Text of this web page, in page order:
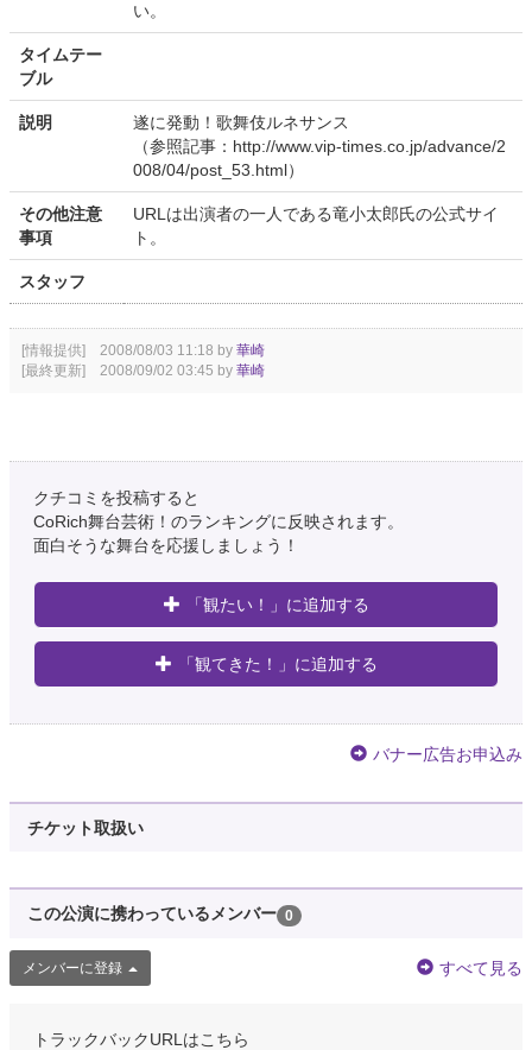
い。
タイムテー
ブル
説明
遂に発動！歌舞伎ルネサンス
（参照記事：http://www.vip-times.co.jp/advance/2
008/04/post_53.html）
その他注意
事項
URLは出演者の一人である竜小太郎氏の公式サイ
ト。
スタッフ
[情報提供] 2008/08/03 11:18 by 華崎
[最終更新] 2008/09/02 03:45 by 華崎
クチコミを投稿すると
CoRich舞台芸術！のランキングに反映されます。
面白そうな舞台を応援しましょう！
「観たい！」に追加する
「観てきた！」に追加する
バナー広告お申込み
チケット取扱い
この公演に携わっているメンバー 0
メンバーに登録 すべて見る
トラックバックURLはこちら